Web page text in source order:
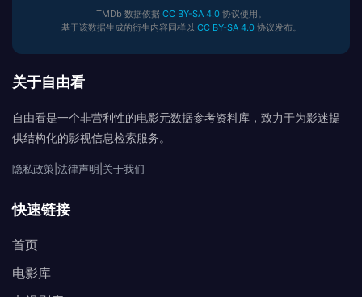
TMDb 数据依据 CC BY-SA 4.0协议使用。
基于该数据生成的衍生内容同样以 CC BY-SA 4.0协议发布。
关于自由看
自由看是一个非营利性的电影元数据参考资料库，致力于为影迷提
供结构化的影视信息检索服务。
隐私政策 法律声明 关于我们
快速链接
首页
电影库